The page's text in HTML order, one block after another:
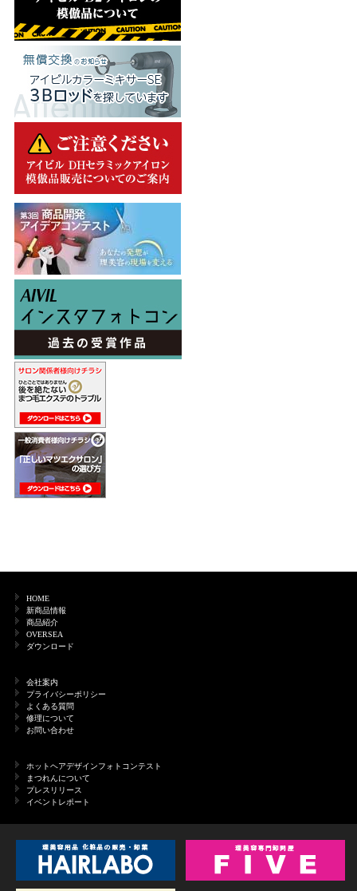
HOME
新商品情報
商品紹介
OVERSEA
ダウンロード
会社案内
プライバシーポリシー
よくある質問
修理について
お問い合わせ
ホットヘアデザインフォトコンテスト
まつれんについて
プレスリリース
イベントレポート